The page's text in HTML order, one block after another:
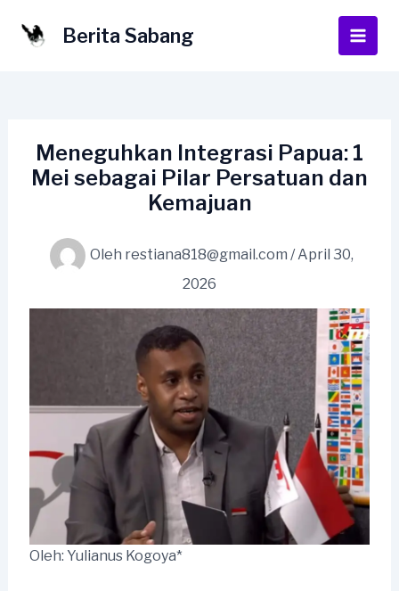
Berita Sabang
Main
Meneguhkan Integrasi Papua: 1
Mei sebagai Pilar Persatuan dan
Kemajuan
Oleh restiana818@gmail.com /April 30,
2026
Oleh: Yulianus Kogoya*